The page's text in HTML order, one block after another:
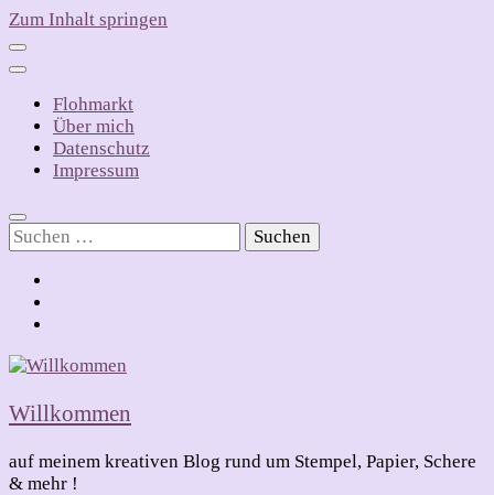
Zum Inhalt springen
Flohmarkt
Über mich
Datenschutz
Impressum
Suchen
nach:
Willkommen
auf meinem kreativen Blog rund um Stempel, Papier, Schere
& mehr !